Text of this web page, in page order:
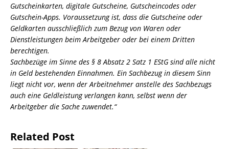
Gutscheinkarten, digitale Gutscheine, Gutscheincodes oder
Gutschein-Apps. Voraussetzung ist, dass die Gutscheine oder
Geldkarten ausschließlich zum Bezug von Waren oder
Dienstleistungen beim Arbeitgeber oder bei einem Dritten
berechtigen.
Sachbezüge im Sinne des § 8 Absatz 2 Satz 1 EStG sind alle nicht
in Geld bestehenden Einnahmen. Ein Sachbezug in diesem Sinn
liegt nicht vor, wenn der Arbeitnehmer anstelle des Sachbezugs
auch eine Geldleistung verlangen kann, selbst wenn der
Arbeitgeber die Sache zuwendet.“
Related Post